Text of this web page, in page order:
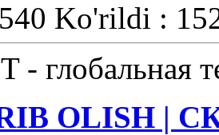
Ko'rildi :
- глобальная
OLISH |